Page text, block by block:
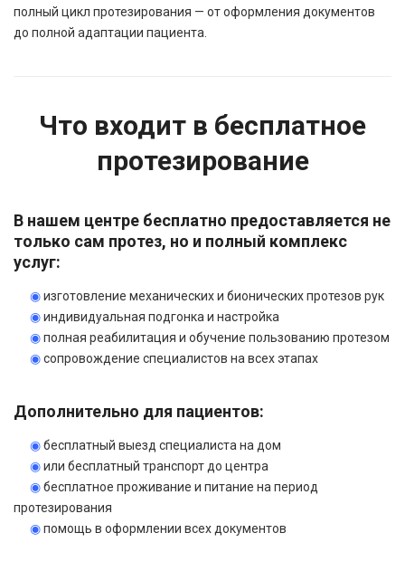
полный цикл протезирования — от оформления документов
до полной адаптации пациента.
Что входит в бесплатное
протезирование
В нашем центре бесплатно предоставляется не
только сам протез, но и полный комплекс
услуг:
◉изготовление механических и бионических протезов рук
◉индивидуальная подгонка и настройка
◉полная реабилитация и обучение пользованию протезом
◉сопровождение специалистов на всех этапах
Дополнительно для пациентов:
◉бесплатный выезд специалиста на дом
◉или бесплатный транспорт до центра
◉бесплатное проживание и питание на период
протезирования
◉помощь в оформлении всех документов